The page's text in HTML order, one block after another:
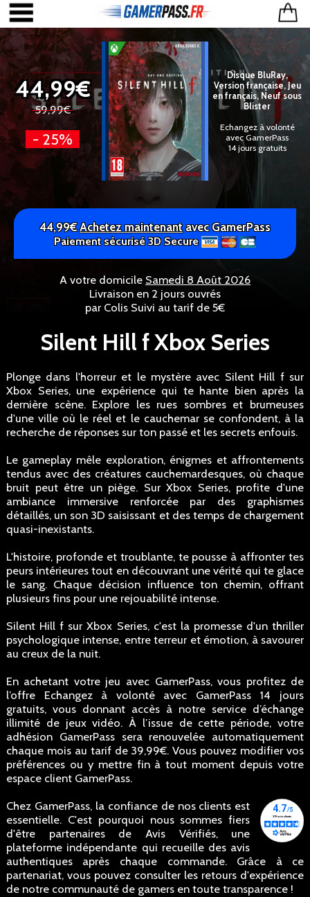
44,99€
59,99€
- 25%
Disque BluRay,
Version française, Jeu
en français, Neuf sous
Blister
Echangez à volonté
avec GamerPass
14 jours gratuits
44,99€Achetez maintenant avec GamerPass
Paiement sécurisé 3D Secure
A votre domicile Samedi 8 Août 2026
Livraison en 2 jours ouvrés
par Colis Suivi au tarif de 5€
Silent Hill f Xbox Series
Plonge dans l'horreur et le mystère avec Silent Hill f sur
Xbox Series, une expérience qui te hante bien après la
dernière scène. Explore les rues sombres et brumeuses
d'une ville où le réel et le cauchemar se confondent, à la
recherche de réponses sur ton passé et les secrets enfouis.
Le gameplay mêle exploration, énigmes et affrontements
tendus avec des créatures cauchemardesques, où chaque
bruit peut être un piège. Sur Xbox Series, profite d'une
ambiance immersive renforcée par des graphismes
détaillés, un son 3D saisissant et des temps de chargement
quasi-inexistants.
L'histoire, profonde et troublante, te pousse à affronter tes
peurs intérieures tout en découvrant une vérité qui te glace
le sang. Chaque décision influence ton chemin, offrant
plusieurs fins pour une rejouabilité intense.
Silent Hill f sur Xbox Series, c'est la promesse d'un thriller
psychologique intense, entre terreur et émotion, à savourer
au creux de la nuit.
En achetant votre jeu avec GamerPass, vous profitez de
l’offre Echangez à volonté avec GamerPass 14 jours
gratuits, vous donnant accès à notre service d’échange
illimité de jeux vidéo. À l’issue de cette période, votre
adhésion GamerPass sera renouvelée automatiquement
chaque mois au tarif de 39,99€. Vous pouvez modifier vos
préférences ou y mettre fin à tout moment depuis votre
espace client GamerPass.
Chez GamerPass, la confiance de nos clients est
essentielle. C'est pourquoi nous sommes fiers
d'être partenaires de Avis Vérifiés, une
plateforme indépendante qui recueille des avis
authentiques après chaque commande. Grâce à ce
partenariat, vous pouvez consulter les retours d'expérience
de notre communauté de gamers en toute transparence !